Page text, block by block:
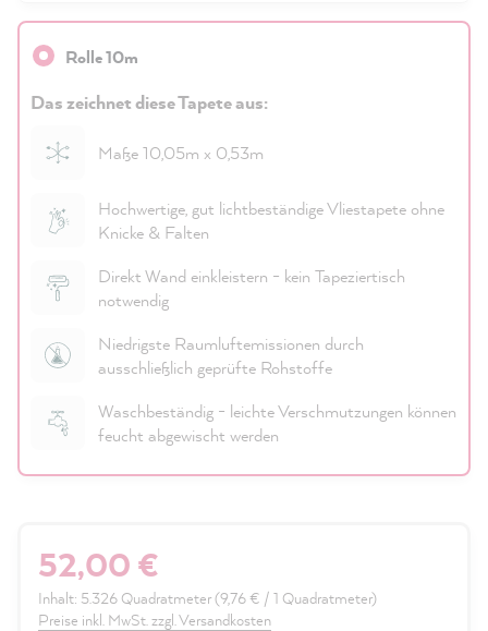
Rolle 10m
Das zeichnet diese Tapete aus:
Maße 10,05m x 0,53m
Hochwertige, gut lichtbeständige Vliestapete ohne
Knicke & Falten
Direkt Wand einkleistern - kein Tapeziertisch
notwendig
Niedrigste Raumluftemissionen durch
ausschließlich geprüfte Rohstoffe
Waschbeständig - leichte Verschmutzungen können
feucht abgewischt werden
52,00 €
Inhalt: 5.326 Quadratmeter(9,76 € / 1 Quadratmeter)
Preise inkl. MwSt. zzgl. Versandkosten